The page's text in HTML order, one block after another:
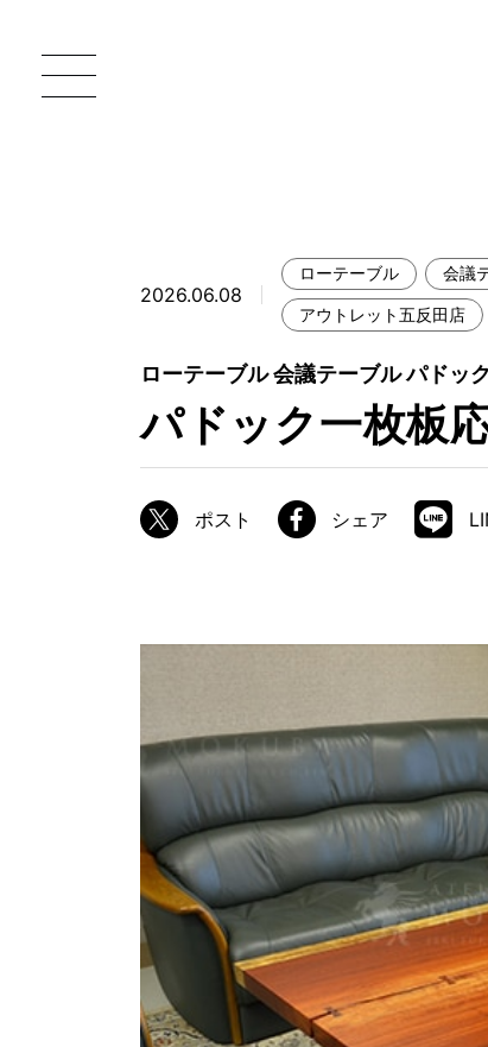
一枚板 ATELIER MOKUBA HOME
MOKUBA について
ブランドコンセプト
加工技術
一枚板用のテーブル脚
樹種紹介
コーディネート集
メンテナンス方法
2026.06.08
ローテーブル 会議
アウトレット五反田店
パドック一枚板
ローテーブル 会議テーブル パドッ
ポスト シェア